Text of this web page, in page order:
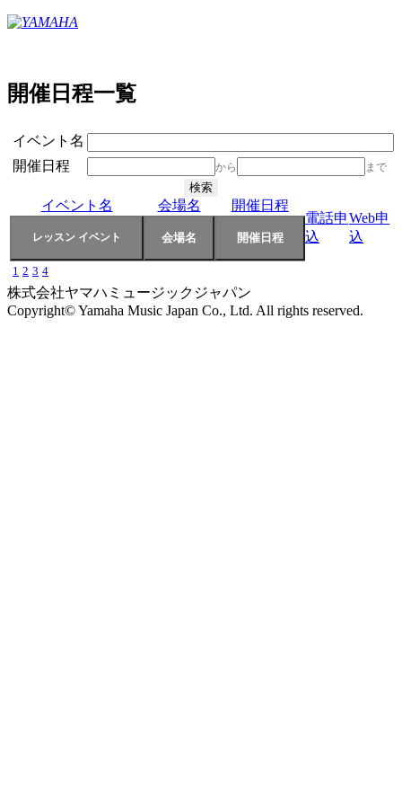
開催日程一覧
イベント名
開催日程
から まで
イベント名 会場名
開催日程
電話申
込
Web申
込
1 2 3 4
株式会社ヤマハミュージックジャパン
Copyright© Yamaha Music Japan Co., Ltd. All rights reserved.